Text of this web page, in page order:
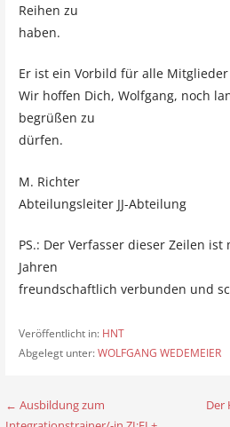
Reihen zu
haben.
Er ist ein Vorbild für alle
Wir hoffen Dich, Wolfgang, noch
begrüßen zu
dürfen.
M. Richter
Abteilungsleiter JJ-Abteilung
PS.: Der Verfasser dieser Zeilen
Jahren
freundschaftlich verbunden und
Veröffentlicht in: HNT
Abgelegt unter:WOLFGANG WEDEMEIER
B
← Ausbildung zum
Der